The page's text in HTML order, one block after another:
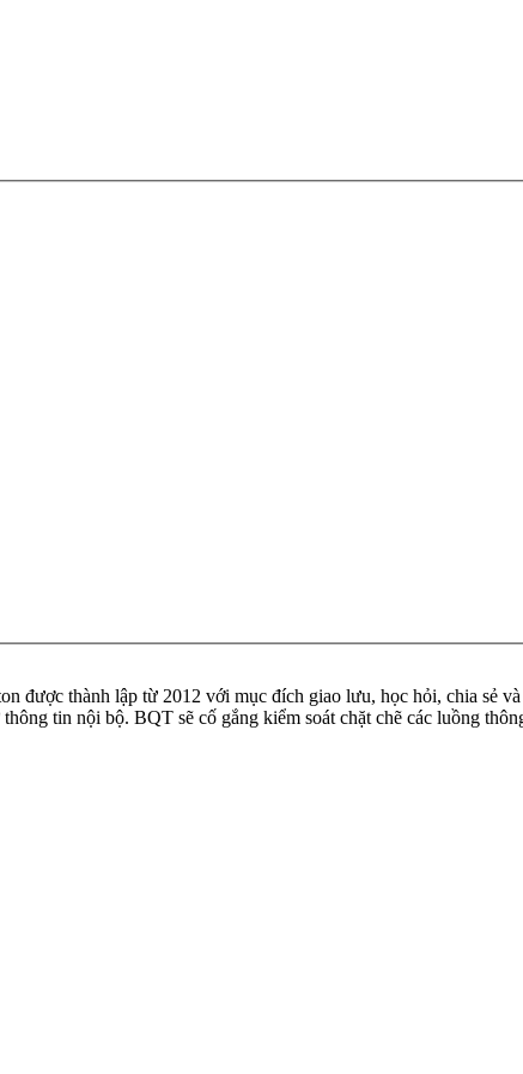
được thành lập từ 2012 với mục đích giao lưu, học hỏi, chia sẻ
tin nội bộ. BQT sẽ cố gắng kiểm soát chặt chẽ các luồng